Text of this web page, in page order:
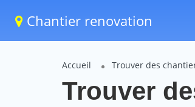
Chantier renovation
Accueil Trouver des
Trouver